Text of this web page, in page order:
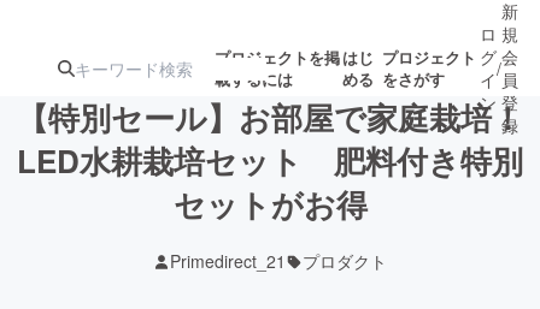
プロジェクトを掲
載するには
はじ
める
プロジェクト
をさがす
注目の新着プロ募集終了が近いプ
ロ
グ
イ
ン
/
新
規
会
員
登
録
【特別セール】お部屋で家庭栽培！
LED水耕栽培セット 肥料付き特別
セットがお得
Primedirect_21 プロダクト